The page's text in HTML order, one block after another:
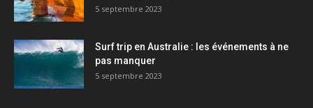
5 septembre 2023
Surf trip en Australie : les événements à ne
pas manquer
5 septembre 2023